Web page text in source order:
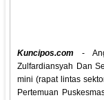
Kuncipos.com -
Zulfardiansyah Dan
mini (rapat lintas
Pertemuan